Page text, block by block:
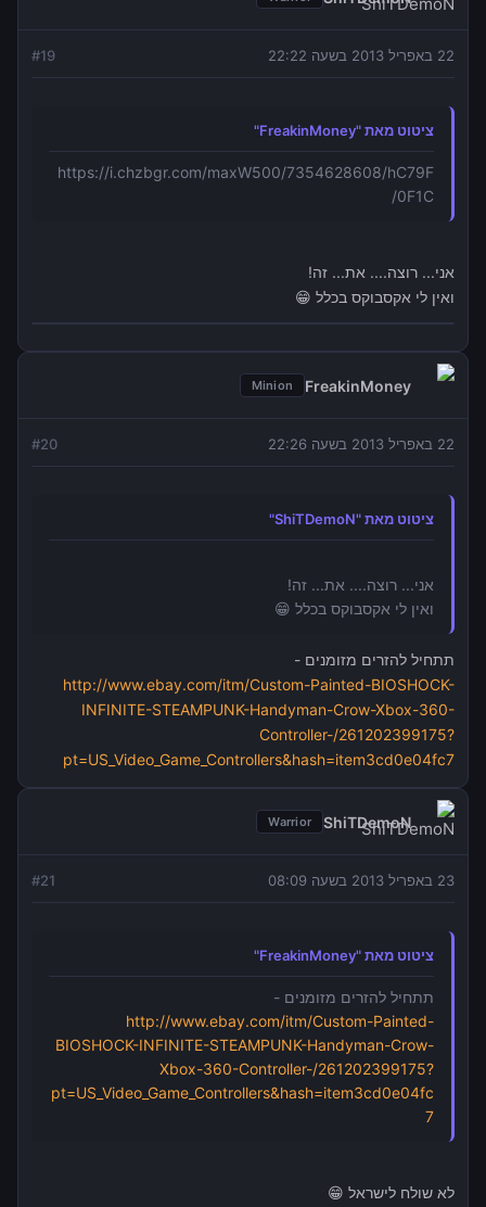
22 באפריל 2013 בשעה 22:22 #19
ציטוט מאת "FreakinMoney"
https://i.chzbgr.com/maxW500/7354628608/hC79F
0F1C/
אני... רוצה.... את... זה!
ואין לי אקסבוקס בכלל 😁
FreakinMoney
Minion
22 באפריל 2013 בשעה 22:26 #20
ציטוט מאת "ShiTDemoN"
אני... רוצה.... את... זה!
ואין לי אקסבוקס בכלל 😁
תתחיל להזרים מזומנים -
http://www.ebay.com/itm/Custom-Painted-BIOSHOCK-
INFINITE-STEAMPUNK-Handyman-Crow-Xbox-360-
Controller-/261202399175?
pt=US_Video_Game_Controllers&hash=item3cd0e04fc7
ShiTDemoN
Warrior
23 באפריל 2013 בשעה 08:09 #21
ציטוט מאת "FreakinMoney"
תתחיל להזרים מזומנים -
http://www.ebay.com/itm/Custom-Painted-
BIOSHOCK-INFINITE-STEAMPUNK-Handyman-Crow-
Xbox-360-Controller-/261202399175?
pt=US_Video_Game_Controllers&hash=item3cd0e04fc
7
לא שולח לישראל 😁